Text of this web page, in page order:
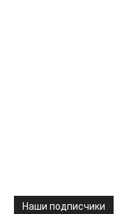
Наши подписчики